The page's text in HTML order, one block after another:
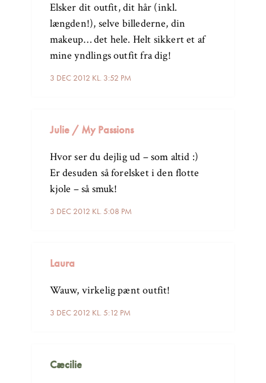
3 DEC 2012 KL. 3:52 PM
Elsker dit outfit, dit hår (inkl.
længden!), selve billederne, din
makeup… det hele. Helt sikkert et af
mine yndlings outfit fra dig!
Julie / My Passions
3 DEC 2012 KL. 5:08 PM
Hvor ser du dejlig ud – som altid :)
Er desuden så forelsket i den flotte
kjole – så smuk!
Laura
3 DEC 2012 KL. 5:12 PM
Wauw, virkelig pænt outfit!
Cæcilie